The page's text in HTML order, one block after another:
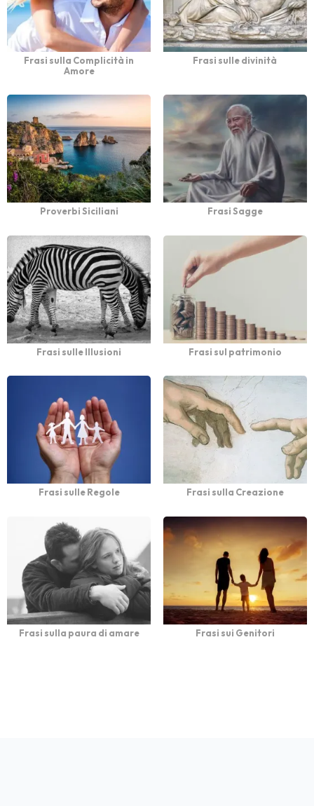
Frasi sulla Complicità in
Amore
Frasi sulle divinità
Proverbi Siciliani Frasi Sagge
Frasi sulle Illusioni Frasi sul patrimonio
Frasi sulle Regole Frasi sulla Creazione
Frasi sulla paura di amare Frasi sui Genitori